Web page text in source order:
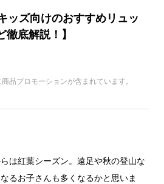
ッズ向けのおすすめリュッ
底解説！】
品プロモーションが含まれています。
は紅葉シーズン。遠足や秋の登山な
るお子さんも多くなるかと思いま